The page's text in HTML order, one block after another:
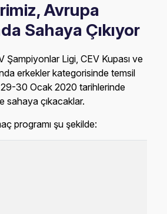
Avrupa
Sahaya Çıkıyor
Şampiyonlar Ligi, CEV Kupası ve
erkekler kategorisinde temsil
30 Ocak 2020 tarihlerinde
sahaya çıkacaklar.
programı şu şekilde: